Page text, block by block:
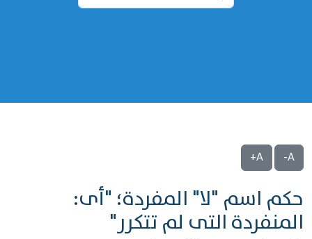
A-
A+
حكم اسم "لا" المفردة؛ "أى:
المنفردة التى لم تتكرر"